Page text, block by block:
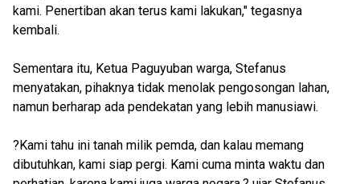
kami. Penertiban akan terus kami lakukan," tegasnya
kembali.
Sementara itu, Ketua Paguyuban warga, Stefanus
menyatakan, pihaknya tidak menolak pengosongan lahan,
namun berharap ada pendekatan yang lebih manusiawi.
?Kami tahu ini tanah milik pemda, dan kalau memang
dibutuhkan, kami siap pergi. Kami cuma minta waktu dan